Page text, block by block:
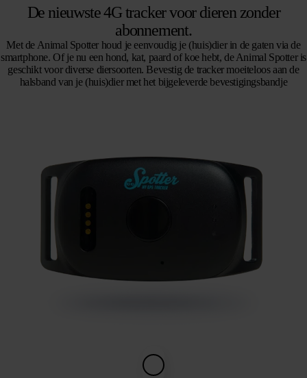
De nieuwste 4G tracker voor dieren zonder
abonnement.
Met de Animal Spotter houd je eenvoudig je (huis)dier in de gaten via de
smartphone. Of je nu een hond, kat, paard of koe hebt, de Animal Spotter is
geschikt voor diverse diersoorten. Bevestig de tracker moeiteloos aan de
halsband van je (huis)dier met het bijgeleverde bevestigingsbandje